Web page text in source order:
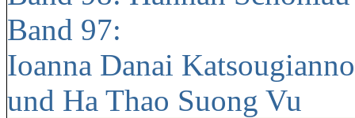
Band 97:
Ioanna Danai
und Ha Thao Suong Vu